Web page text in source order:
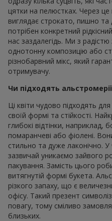
цятки на пелюстках. Через
виглядає строкато, пишно
потрібен конкретний
нас заздалегідь. Ми з
однотонну композицію або
різнобарвний мікс, який
отримувачу.
Чи підходять
Ці квіти чудово підходять
своїй формі та стійкості.
глибокі відтінки, наприклад,
помаранчеві або фіолені.
стильно та дуже лаконічно.
зазвичай уникаємо зайвого
пакування. Замість цього
витягнутій формі букета.
різкого запаху, що є
офісу. Такий презент
повагу, тому сміливо
близьких.